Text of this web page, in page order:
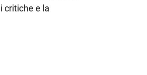
critiche e la